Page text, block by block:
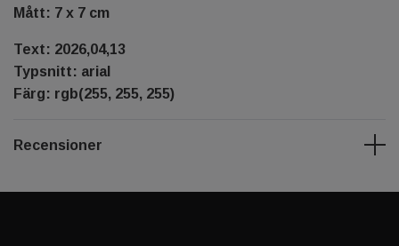
Mått: 7 x 7 cm
Text: 2026,04,13
Typsnitt: arial
Färg: rgb(255, 255, 255)
Recensioner